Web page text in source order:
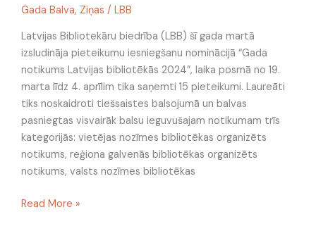
Gada Balva, Ziņas / LBB
Latvijas Bibliotekāru biedrība (LBB) šī gada martā
izsludināja pieteikumu iesniegšanu nominācijā “Gada
notikums Latvijas bibliotēkās 2024”, laika posmā no 19.
marta līdz 4. aprīlim tika saņemti 15 pieteikumi. Laureāti
tiks noskaidroti tiešsaistes balsojumā un balvas
pasniegtas visvairāk balsu ieguvušajam notikumam trīs
kategorijās: vietējas nozīmes bibliotēkas organizēts
notikums, reģiona galvenās bibliotēkas organizēts
notikums, valsts nozīmes bibliotēkas
ir
sācies!
Read More »